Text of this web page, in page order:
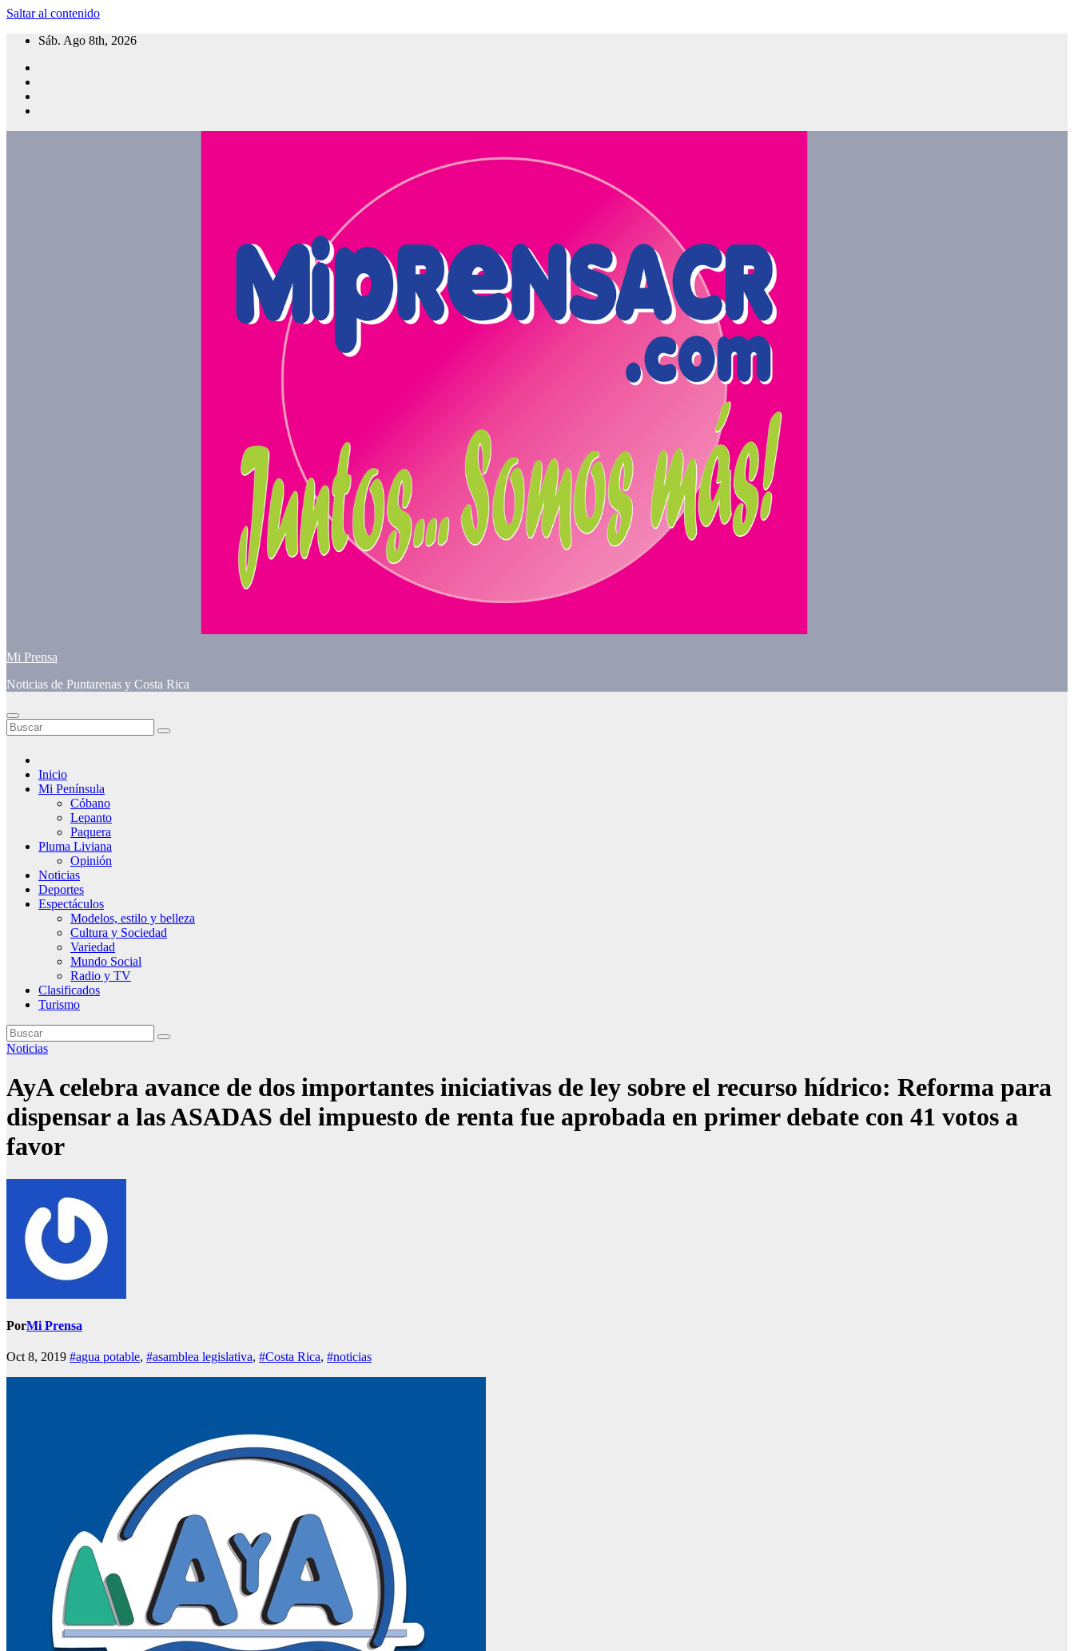
Saltar al contenido
Sáb. Ago 8th, 2026
Mi Prensa
Noticias de Puntarenas y Costa Rica
Inicio
Mi Península
Cóbano
Lepanto
Paquera
Pluma Liviana
Opinión
Noticias
Deportes
Espectáculos
Modelos, estilo y belleza
Cultura y Sociedad
Variedad
Mundo Social
Radio y TV
Clasificados
Turismo
Noticias
AyA celebra avance de dos importantes iniciativas de ley sobre el recurso hídrico: Reforma para
dispensar a las ASADAS del impuesto de renta fue aprobada en primer debate con 41 votos a
favor
PorMi Prensa
Oct 8, 2019 #agua potable, #asamblea legislativa, #Costa Rica, #noticias